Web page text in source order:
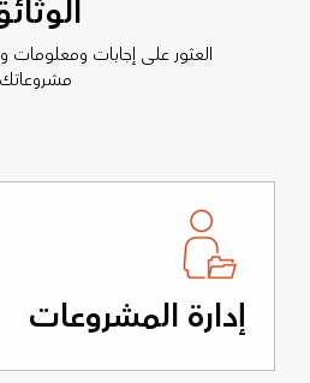
العثور على إجابات ومعلومات
إدارة المشروعات